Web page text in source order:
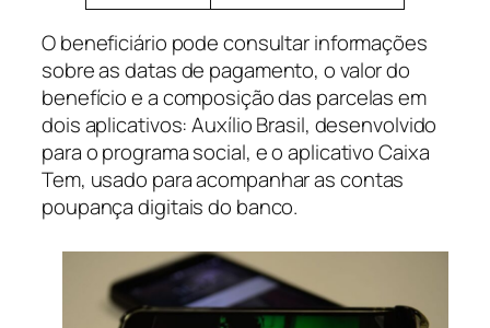
O beneficiário pode consultar informações
sobre as datas de pagamento, o valor do
benefício e a composição das parcelas em
dois aplicativos: Auxílio Brasil, desenvolvido
para o programa social, e o aplicativo Caixa
Tem, usado para acompanhar as contas
poupança digitais do banco.